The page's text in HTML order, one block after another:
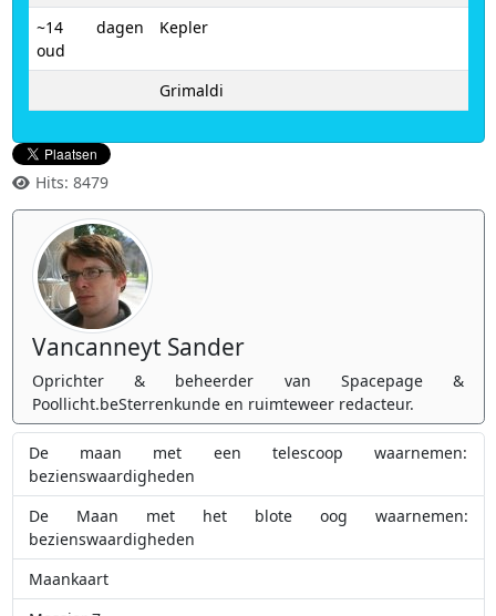
~14 dagen
oud
Kepler
Grimaldi
Hits: 8479
Vancanneyt Sander
Oprichter & beheerder van Spacepage &
Poollicht.beSterrenkunde en ruimteweer redacteur.
De maan met een telescoop waarnemen:
bezienswaardigheden
De Maan met het blote oog waarnemen:
bezienswaardigheden
Maankaart